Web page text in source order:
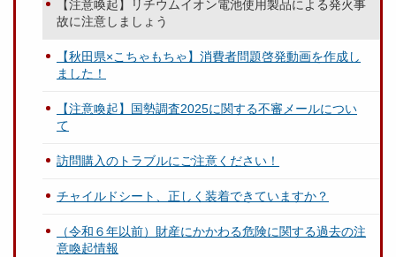
【注意喚起】リチウムイオン電池使用製品による発火事
故に注意しましょう
【秋田県×こちゃもちゃ】消費者問題啓発動画を作成し
ました！
【注意喚起】国勢調査2025に関する不審メールについ
て
訪問購入のトラブルにご注意ください！
チャイルドシート、正しく装着できていますか？
（令和６年以前）財産にかかわる危険に関する過去の注
意喚起情報